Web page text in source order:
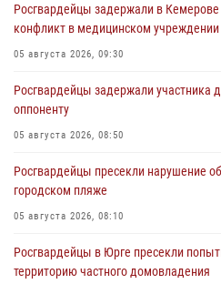
Росгвардейцы задержали в
конфликт в медицинском учреждении
05 августа 2026, 09:30
Росгвардейцы задержали участника
оппоненту
05 августа 2026, 08:50
Росгвардейцы пресекли нарушение
городском пляже
05 августа 2026, 08:10
Росгвардейцы в Юрге пресекли
территорию частного домовладения